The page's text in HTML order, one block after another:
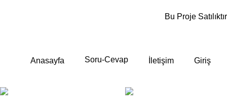
Bu Proje
Anasayfa Soru-Cevap İletişim Giriş